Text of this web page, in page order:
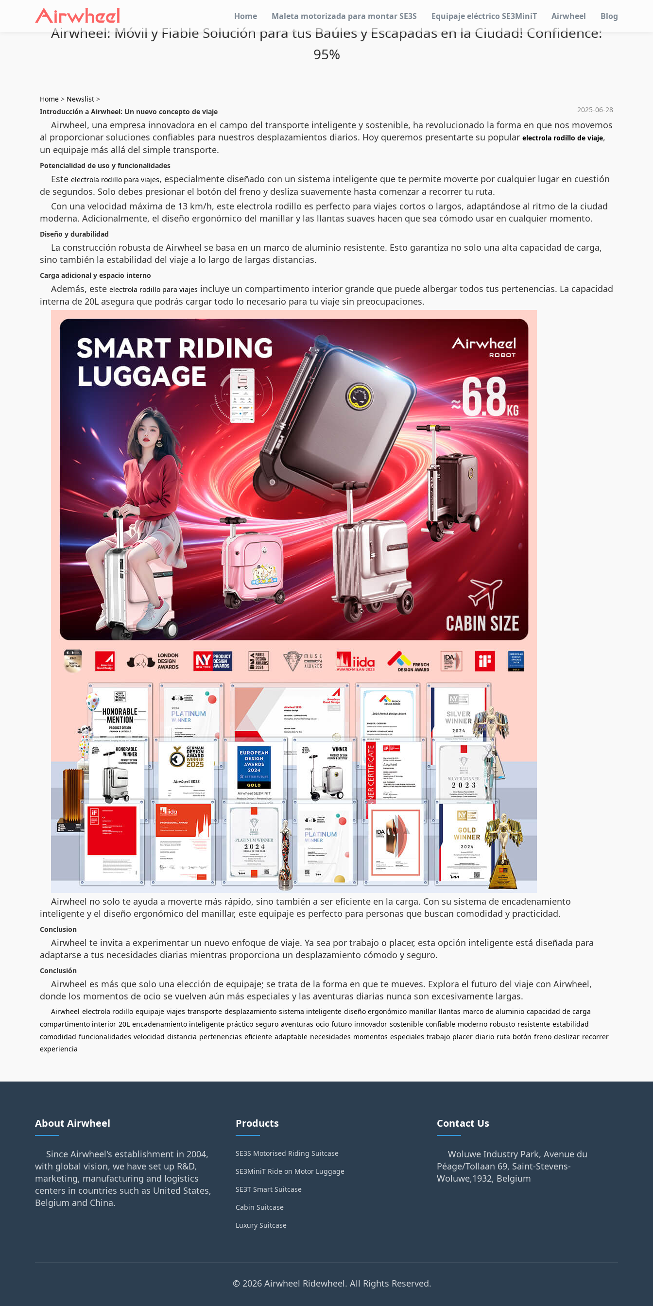
Home Maleta motorizada para montar SE3S Equipaje eléctrico SE3MiniT Airwheel Blog
Airwheel: Móvil y Fiable Solución para tus Baúles y Escapadas en la Ciudad! Confidence:
95%
Home > Newslist >
2025-06-28
Introducción a Airwheel: Un nuevo concepto de viaje
Airwheel, una empresa innovadora en el campo del transporte inteligente y sostenible, ha revolucionado la forma en que nos movemos
al proporcionar soluciones confiables para nuestros desplazamientos diarios. Hoy queremos presentarte su popular electrola rodillo de viaje,
un equipaje más allá del simple transporte.
Potencialidad de uso y funcionalidades
Este electrola rodillo para viajes, especialmente diseñado con un sistema inteligente que te permite moverte por cualquier lugar en cuestión
de segundos. Solo debes presionar el botón del freno y desliza suavemente hasta comenzar a recorrer tu ruta.
Con una velocidad máxima de 13 km/h, este electrola rodillo es perfecto para viajes cortos o largos, adaptándose al ritmo de la ciudad
moderna. Adicionalmente, el diseño ergonómico del manillar y las llantas suaves hacen que sea cómodo usar en cualquier momento.
Diseño y durabilidad
La construcción robusta de Airwheel se basa en un marco de aluminio resistente. Esto garantiza no solo una alta capacidad de carga,
sino también la estabilidad del viaje a lo largo de largas distancias.
Carga adicional y espacio interno
Además, este electrola rodillo para viajes incluye un compartimento interior grande que puede albergar todos tus pertenencias. La capacidad
interna de 20L asegura que podrás cargar todo lo necesario para tu viaje sin preocupaciones.
Airwheel no solo te ayuda a moverte más rápido, sino también a ser eficiente en la carga. Con su sistema de encadenamiento
inteligente y el diseño ergonómico del manillar, este equipaje es perfecto para personas que buscan comodidad y practicidad.
Conclusion
Airwheel te invita a experimentar un nuevo enfoque de viaje. Ya sea por trabajo o placer, esta opción inteligente está diseñada para
adaptarse a tus necesidades diarias mientras proporciona un desplazamiento cómodo y seguro.
Conclusión
Airwheel es más que solo una elección de equipaje; se trata de la forma en que te mueves. Explora el futuro del viaje con Airwheel,
donde los momentos de ocio se vuelven aún más especiales y las aventuras diarias nunca son excesivamente largas.
Airwheel electrola rodillo equipaje viajes transporte desplazamiento sistema inteligente diseño ergonómico manillar llantas marco de aluminio capacidad de carga
compartimento interior 20L encadenamiento inteligente práctico seguro aventuras ocio futuro innovador sostenible confiable moderno robusto resistente estabilidad
comodidad funcionalidades velocidad distancia pertenencias eficiente adaptable necesidades momentos especiales trabajo placer diario ruta botón freno deslizar recorrer
experiencia
About Airwheel
Since Airwheel's establishment in 2004,
with global vision, we have set up R&D,
marketing, manufacturing and logistics
centers in countries such as United States,
Belgium and China.
Products
SE3S Motorised Riding Suitcase
SE3MiniT Ride on Motor Luggage
SE3T Smart Suitcase
Cabin Suitcase
Luxury Suitcase
Contact Us
Woluwe Industry Park, Avenue du
Péage/Tollaan 69, Saint-Stevens-
Woluwe,1932, Belgium
© 2026 Airwheel Ridewheel. All Rights Reserved.